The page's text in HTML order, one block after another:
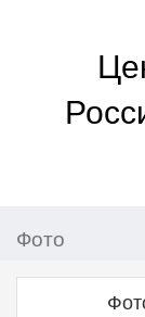
Фото